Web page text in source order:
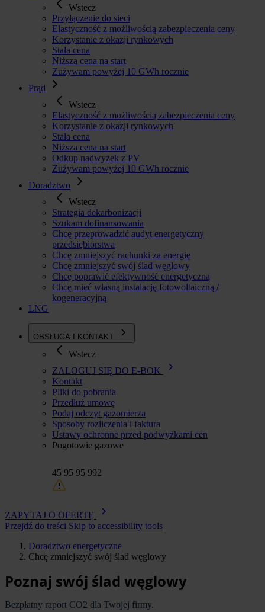
Wstecz
Przyłączenie do sieci
Elastyczność z możliwością zabezpieczenia ceny
Korzystanie z okazji rynkowych
Stała cena
Niższa cena na start
Zużywam powyżej 10 GWh rocznie
Prąd
Wstecz
Elastyczność z możliwością zabezpieczenia ceny
Korzystanie z okazji rynkowych
Stała cena
Niższa cena na start
Odkup nadwyżek z PV
Zużywam powyżej 10 GWh rocznie
Doradztwo
Wstecz
Strategia dekarbonizacji
Szukam dofinansowania
Chcę przeprowadzić audyt energetyczny
przedsiębiorstwa
Chcę zmniejszyć rachunki za energię
Chcę zmniejszyć swój ślad węglowy
Chcę poprawić efektywność energetyczną
Chcę mieć własną instalację fotowoltaiczną /
kogeneracyjną
LNG
OBSŁUGA I KONTAKT
Wstecz
ZALOGUJ SIĘ DO E-BOK
Kontakt
Pliki do pobrania
Przedłuż umowę
Podaj odczyt gazomierza
Sposoby rozliczenia i faktura
Ustawy ochronne przed podwyżkami cen
Pogotowie gazowe
45 95 95 992
ZAPYTAJ O OFERTĘ
Przejdź do treści Skip to accessibility tools
Ścieżka
nawigacyjna
Doradztwo energetyczne
Chcę zmniejszyć swój ślad węglowy
Poznaj swój ślad węglowy
Bezpłatny raport CO2 dla Twojej firmy.